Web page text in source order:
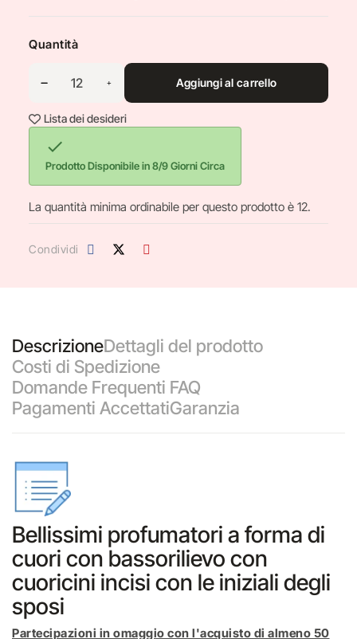
Quantità
Aggiungi al carrello
Lista dei desideri

Prodotto Disponibile in 8/9 Giorni Circa
La quantità minima ordinabile per questo prodotto è 12.
Condividi
DescrizioneDettagli del prodotto
Costi di Spedizione
Domande Frequenti FAQ
Pagamenti AccettatiGaranzia
Bellissimi profumatori a forma di
cuori con bassorilievo con
cuoricini incisi con le iniziali degli
sposi
Partecipazioni in omaggio con l'acquisto di almeno 50